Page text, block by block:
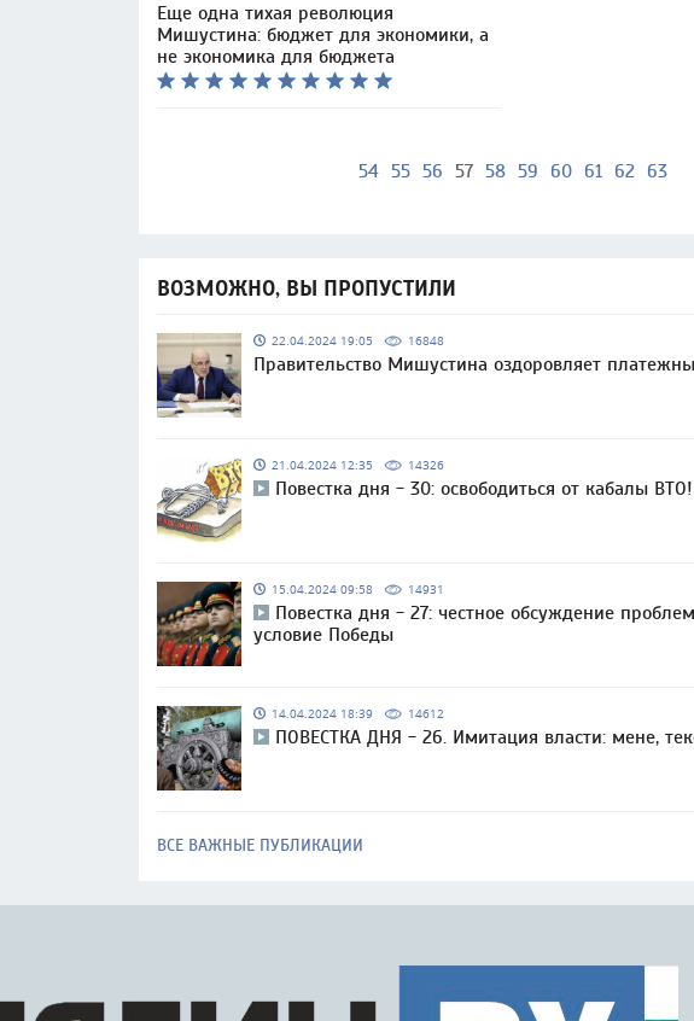
Еще одна тихая революция
Мишустина: бюджет для экономики, а
не экономика для бюджета
54 55 56 57 58 59 60 61 62 63
ВОЗМОЖНО, ВЫ ПРОПУСТИЛИ
22.04.2024 19:05 16848
Правительство Мишустина оздоровляет
21.04.2024 12:35 14326
Повестка дня - 30: освободиться от кабалы ВТО!
15.04.2024 09:58 14931
Повестка дня - 27: честное обсуждение
условие Победы
14.04.2024 18:39 14612
ПОВЕСТКА ДНЯ - 26. Имитация власти: мене,
ВСЕ ВАЖНЫЕ ПУБЛИКАЦИИ